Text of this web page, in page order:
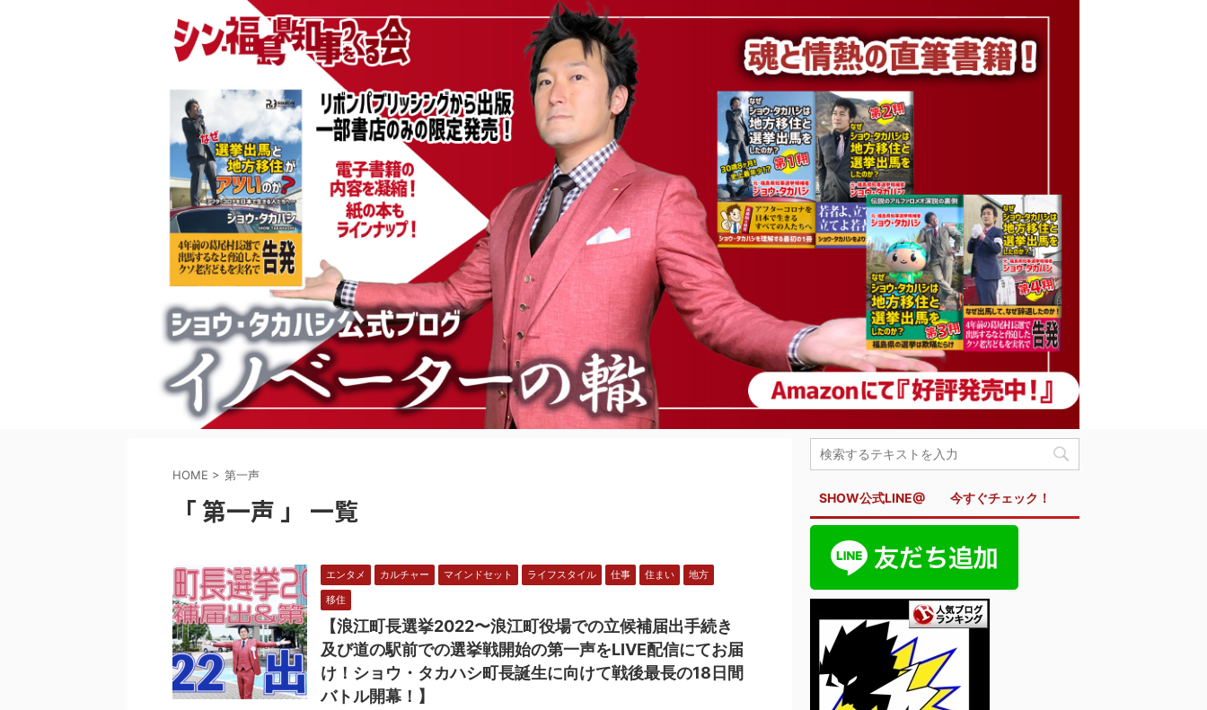
HOME > 第一声
「 第一声 」 一覧
エンタメ カルチャー マインドセット ライフスタイル 仕事 住まい
地方
移住
【浪江町長選挙2022〜浪江町役場での立候補届出手続き
及び道の駅前での選挙戦開始の第一声をLIVE配信にてお届
け！ショウ・タカハシ町長誕生に向けて戦後最長の18日間
バトル開幕！】
SHOW公式LINE@ 今すぐチェック！